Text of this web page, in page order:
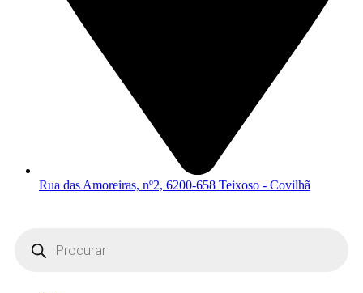
Rua das Amoreiras, nº2, 6200-658 Teixoso - Covilhã
search